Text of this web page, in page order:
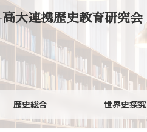
大連携歴史教育研究会
歴史総合 世界史探究